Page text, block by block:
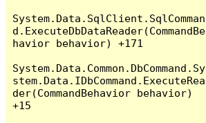
System.Data.SqlClient.SqlComman
d.ExecuteDbDataReader(CommandBe
havior behavior) +171
System.Data.Common.DbCommand.Sy
stem.Data.IDbCommand.ExecuteRea
der(CommandBehavior behavior)
+15